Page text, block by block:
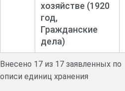
хозяйстве (1920
год,
Гражданские
дела)
Внесено 17 из 17 заявленных по
описи единиц хранения